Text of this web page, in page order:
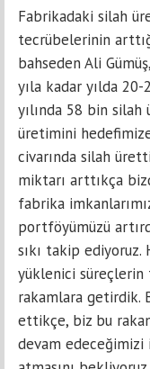
Fabrikadaki silah
tecrübelerinin
bahseden Ali
yıla kadar yılda
yılında 58 bin
üretimini
civarında silah
miktarı arttıkça
fabrika
portföyümüzü
sıkı takip
yüklenici süreçlerin
rakamlara getirdik.
ettikçe, biz bu
devam edeceğimizi